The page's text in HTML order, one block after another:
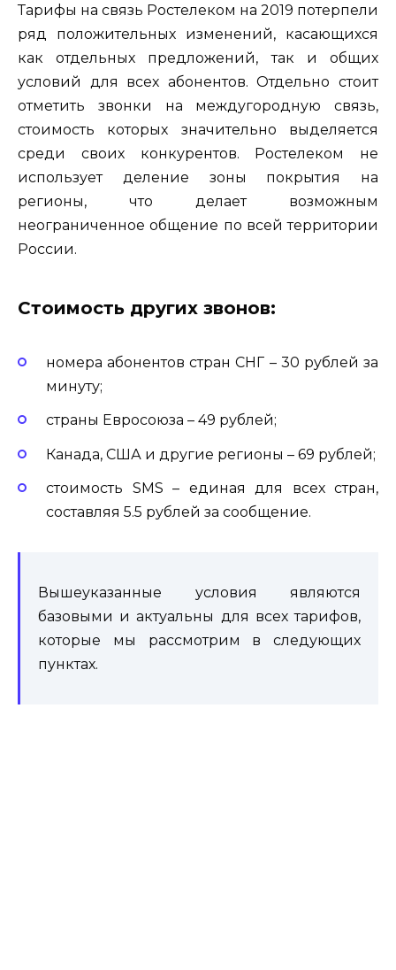
Тарифы на связь Ростелеком на 2019 потерпели
ряд положительных изменений, касающихся
как отдельных предложений, так и общих
условий для всех абонентов. Отдельно стоит
отметить звонки на междугородную связь,
стоимость которых значительно выделяется
среди своих конкурентов. Ростелеком не
использует деление зоны покрытия на
регионы, что делает возможным
неограниченное общение по всей территории
России.
Стоимость других звонов:
номера абонентов стран СНГ – 30 рублей за
минуту;
страны Евросоюза – 49 рублей;
Канада, США и другие регионы – 69 рублей;
стоимость SMS – единая для всех стран,
составляя 5.5 рублей за сообщение.
Вышеуказанные условия являются
базовыми и актуальны для всех тарифов,
которые мы рассмотрим в следующих
пунктах.